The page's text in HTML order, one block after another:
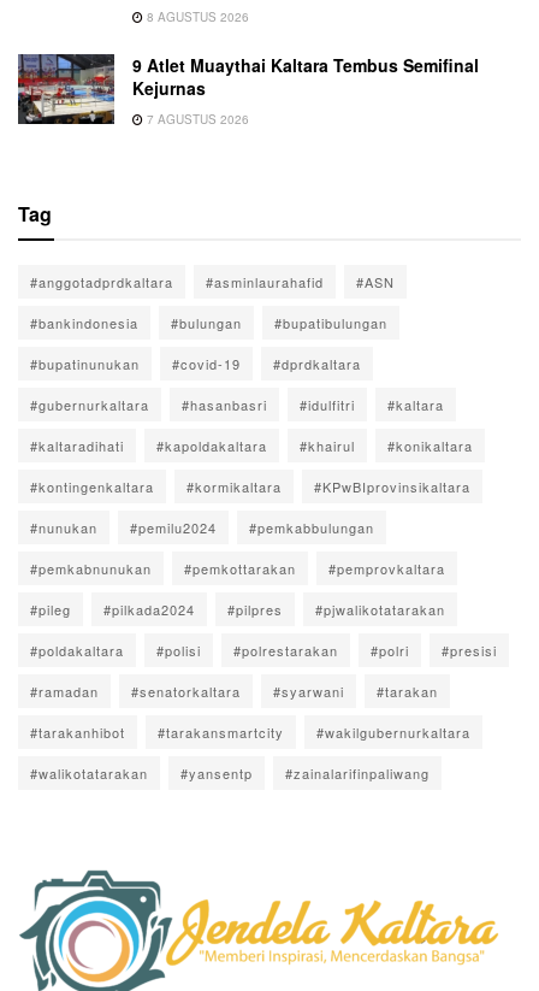
8 AGUSTUS 2026
9 Atlet Muaythai Kaltara Tembus Semifinal
Kejurnas
7 AGUSTUS 2026
Tag
#anggotadprdkaltara #asminlaurahafid #ASN
#bankindonesia #bulungan #bupatibulungan
#bupatinunukan #covid-19 #dprdkaltara
#gubernurkaltara #hasanbasri #idulfitri #kaltara
#kaltaradihati #kapoldakaltara #khairul #konikaltara
#kontingenkaltara #kormikaltara #KPwBIprovinsikaltara
#nunukan #pemilu2024 #pemkabbulungan
#pemkabnunukan #pemkottarakan #pemprovkaltara
#pileg #pilkada2024 #pilpres #pjwalikotatarakan
#poldakaltara #polisi #polrestarakan #polri #presisi
#ramadan #senatorkaltara #syarwani #tarakan
#tarakanhibot #tarakansmartcity #wakilgubernurkaltara
#walikotatarakan #yansentp #zainalarifinpaliwang